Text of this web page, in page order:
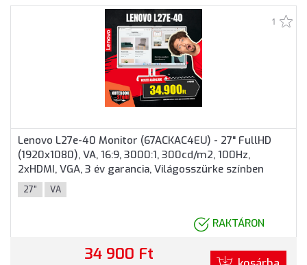
1
Lenovo L27e-40 Monitor (67ACKAC4EU) - 27" FullHD
(1920x1080), VA, 16:9, 3000:1, 300cd/m2, 100Hz,
2xHDMI, VGA, 3 év garancia, Világosszürke színben
27" VA
RAKTÁRON
34 900 Ft